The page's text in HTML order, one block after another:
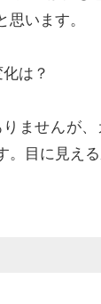
います。
は？
ませんが
目に見え